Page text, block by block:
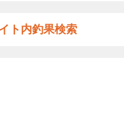
ト内釣果検索